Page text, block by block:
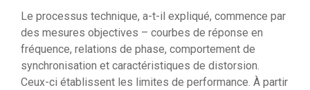
Le processus technique, a-t-il expliqué, commence par
des mesures objectives – courbes de réponse en
fréquence, relations de phase, comportement de
synchronisation et caractéristiques de distorsion.
Ceux-ci établissent les limites de performance. À partir